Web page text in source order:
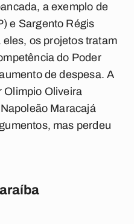
a exemplo de
e Sargento Régis
os projetos tratam
do Poder
de despesa. A
Olimpio Oliveira
Maracajá
mas perdeu